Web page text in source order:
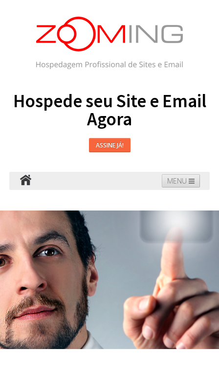
Hospede seu Site e Email
Agora
ASSINE JÁ!
MENU
Blog